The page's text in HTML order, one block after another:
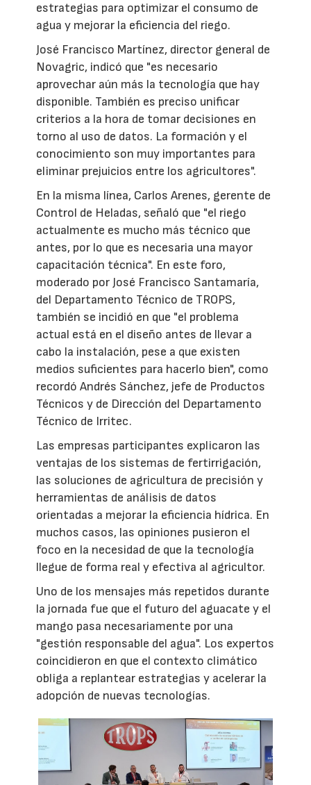
estrategias para optimizar el consumo de
agua y mejorar la eficiencia del riego.
José Francisco Martínez, director general de
Novagric, indicó que "es necesario
aprovechar aún más la tecnología que hay
disponible. También es preciso unificar
criterios a la hora de tomar decisiones en
torno al uso de datos. La formación y el
conocimiento son muy importantes para
eliminar prejuicios entre los agricultores".
En la misma línea, Carlos Arenes, gerente de
Control de Heladas, señaló que "el riego
actualmente es mucho más técnico que
antes, por lo que es necesaria una mayor
capacitación técnica". En este foro,
moderado por José Francisco Santamaría,
del Departamento Técnico de TROPS,
también se incidió en que "el problema
actual está en el diseño antes de llevar a
cabo la instalación, pese a que existen
medios suficientes para hacerlo bien", como
recordó Andrés Sánchez, jefe de Productos
Técnicos y de Dirección del Departamento
Técnico de Irritec.
Las empresas participantes explicaron las
ventajas de los sistemas de fertirrigación,
las soluciones de agricultura de precisión y
herramientas de análisis de datos
orientadas a mejorar la eficiencia hídrica. En
muchos casos, las opiniones pusieron el
foco en la necesidad de que la tecnología
llegue de forma real y efectiva al agricultor.
Uno de los mensajes más repetidos durante
la jornada fue que el futuro del aguacate y el
mango pasa necesariamente por una
"gestión responsable del agua". Los expertos
coincidieron en que el contexto climático
obliga a replantear estrategias y acelerar la
adopción de nuevas tecnologías.